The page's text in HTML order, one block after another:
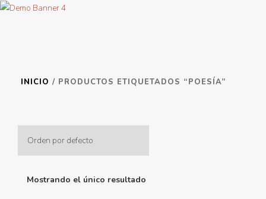
INICIO / PRODUCTOS ETIQUETADOS “POESÍA”
Mostrando el único resultado